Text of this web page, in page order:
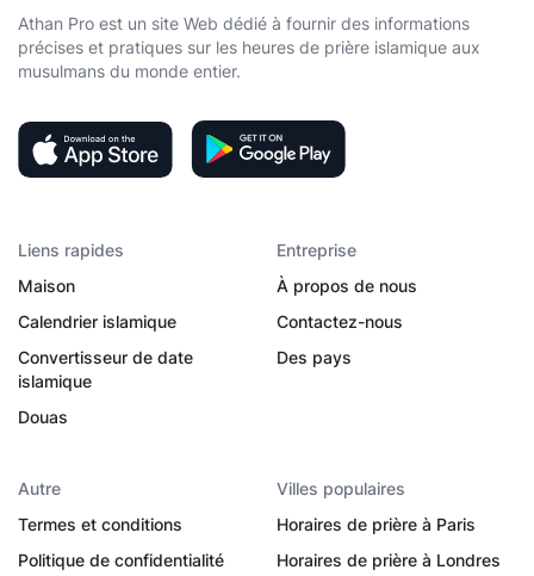
Athan Pro est un site Web dédié à fournir des informations
précises et pratiques sur les heures de prière islamique aux
musulmans du monde entier.
Liens rapides
Maison
Calendrier islamique
Convertisseur de date
islamique
Douas
Entreprise
À propos de nous
Contactez-nous
Des pays
Autre
Termes et conditions
Politique de confidentialité
Villes populaires
Horaires de prière à Paris
Horaires de prière à Londres